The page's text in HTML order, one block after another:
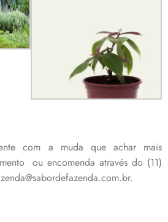
com a muda que achar mais
ou encomenda através do (11)